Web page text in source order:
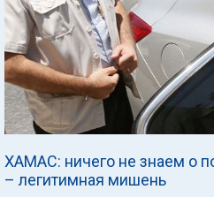
ХАМАС: ничего не знаем о
– легитимная мишень